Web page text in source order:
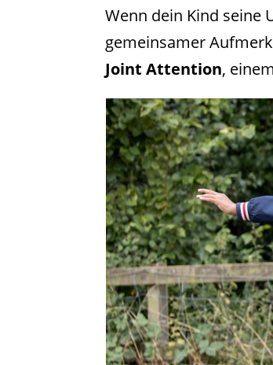
Wenn dein Kind seine
gemeinsamer
Joint Attention,